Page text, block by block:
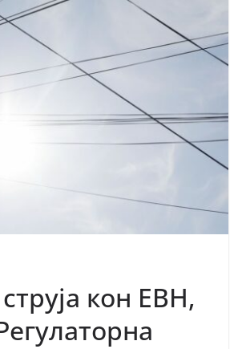
кон ЕВН,